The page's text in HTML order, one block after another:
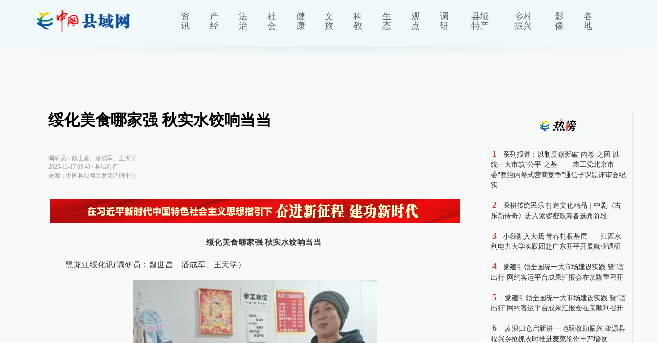
资
讯
产
经
法
治
社
会
健
康
文
旅
科
教
生
态
观
点
调
研
县域
特产
乡村
振兴
影
像
各
地
绥化美食哪家强 秋实水饺响当当
调研员：魏世昌、潘成军、王天学
2025-12-17 09:49 ∙ 县域特产
来源：中国县域网黑龙江调研中心
绥化美食哪家强 秋实水饺响当当
黑龙江绥化讯(调研员：魏世昌、潘成军、王天学）
1
系列报道：以制度创新破“内卷”之困 以
统一大市筑“公平”之基 ——农工党北京市
委“整治内卷式营商竞争”通信子课题评审会纪
实
2
深耕传统民乐 打造文化精品｜中剧《古
乐新传奇》进入紧锣密鼓筹备选角阶段
3
小我融入大我 青春扎根基层——江西水
利电力大学实践团赴广东开平开展就业调研
4
党建引领全国统一大市场建设实践 暨“谊
出行”网约客运平台成果汇报会在京隆重召开
5
党建引领全国统一大市场建设实践 暨“谊
出行”网约客运平台成果汇报会在京顺利召开
6
麦浪归仓启新耕 一地双收助振兴 肇源县
福兴乡抢抓农时推进麦菜轮作丰产增收